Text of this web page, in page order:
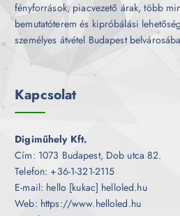
fényforrások, piacvezető árak, több
bemutatóterem és kipróbálási
személyes átvétel Budapest
Kapcsolat
Digiműhely Kft.
Cím: 1073 Budapest, Dob utca 82.
Telefon: +36-1-321-2115
E-mail: hello [kukac] helloled.hu
Web: https://www.helloled.hu